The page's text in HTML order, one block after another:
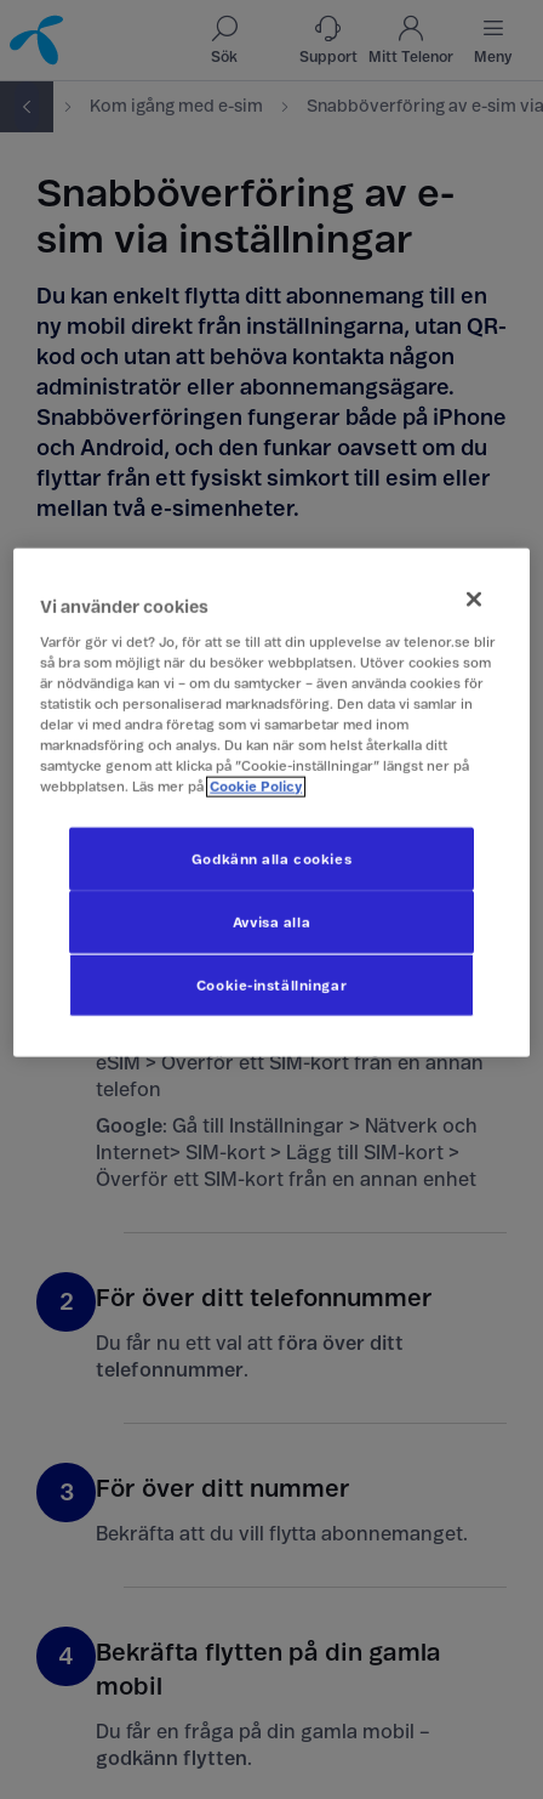
Till innehåll
Till sök
Sök Support Mitt Telenor Meny
puk Kom igång med e-sim
Snabböverföring av e-
sim via inställningar
Du kan enkelt flytta ditt abonnemang till en
ny mobil direkt från inställningarna, utan QR-
kod och utan att behöva kontakta någon
administratör eller abonnemangsägare.
Snabböverföringen fungerar både på iPhone
och Android , och den funkar oavsett om du
flyttar från ett fysiskt simkort till esim eller
mellan två e-simenheter.
snabböverföringen steg för steg.
Vill du istället göra snabböverföringendirekt
vid uppstart av mobilen?Då hittar du den
guiden här.
Uppfyller dina enheter inte kraven för
Gå till Inställningar > Mobilnät > Lägg till
eSIM > Överför ett SIM-kort från en annan
telefon
Google: Gå till Inställningar > Nätverk och
Internet> SIM-kort > Lägg till SIM-kort >
Överför ett SIM-kort från en annan enhet
2 För över ditt telefonnummer
Du får nu ett val att föra över ditt
telefonnummer.
3 För över ditt nummer
Bekräfta att du vill flytta abonnemanget.
4
Bekräfta flytten på din gamla
mobil
Du får en fråga på din gamla mobil –
godkänn flytten.
Vi använder cookies
Varför gör vi det? Jo, för att se till att din upplevelse av telenor.se blir
så bra som möjligt när du besöker webbplatsen. Utöver cookies som
är nödvändiga kan vi – om du samtycker – även använda cookies för
statistik och personaliserad marknadsföring. Den data vi samlar in
delar vi med andra företag som vi samarbetar med inom
marknadsföring och analys. Du kan när som helst återkalla ditt
samtycke genom att klicka på ”Cookie-inställningar” längst ner på
webbplatsen. Läs mer på Cookie Policy
Cookie-inställningar
Avvisa alla
Godkänn alla cookies